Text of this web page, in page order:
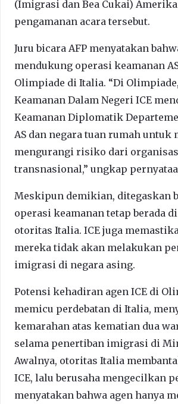
(Imigrasi dan Bea Cukai)
pengamanan acara tersebut.
Juru bicara AFP menyatakan
mendukung operasi keamanan
Olimpiade di Italia. “Di
Keamanan Dalam Negeri ICE
Keamanan Diplomatik
AS dan negara tuan rumah untuk
mengurangi risiko dari
transnasional,” ungkap
Meskipun demikian, ditegaskan
operasi keamanan tetap berada
otoritas Italia. ICE juga
mereka tidak akan melakukan
imigrasi di negara asing.
Potensi kehadiran agen ICE di
memicu perdebatan di Italia,
kemarahan atas kematian dua
selama penertiban imigrasi di
Awalnya, otoritas Italia
ICE, lalu berusaha mengecilkan
menyatakan bahwa agen hanya